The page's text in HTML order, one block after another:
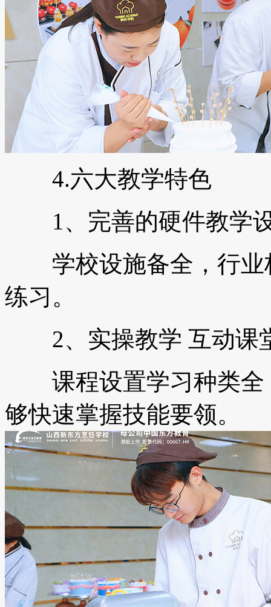
4.六大教学特色
1、完善的硬件教学
学校设施备全，行业
练习。
2、实操教学 互动课
课程设置学习种类全
够快速掌握技能要领。